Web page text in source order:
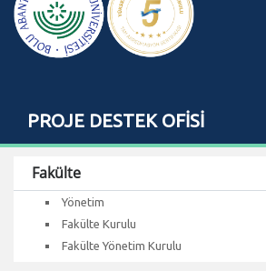
PROJE DESTEK OFİSİ
Fakülte
Yönetim
Fakülte Kurulu
Fakülte Yönetim Kurulu